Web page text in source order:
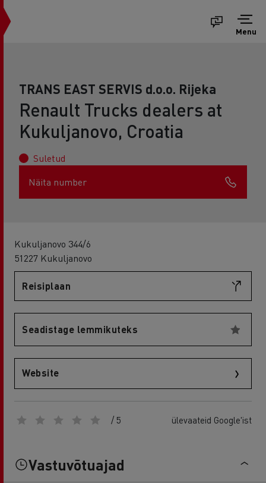
Menu
TRANS EAST SERVIS d.o.o. Rijeka
Renault Trucks dealers at
Kukuljanovo, Croatia
Suletud
Näita number
Kukuljanovo 344/6
51227 Kukuljanovo
Reisiplaan
Seadistage lemmikuteks
Website
/ 5 ülevaateid Google'ist
Vastuvõtuajad